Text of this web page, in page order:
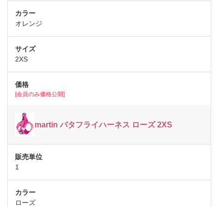
オレンジ
2XS
[会員のみ価格公開]
martin バタフライハーネス ローズ 2XS
1
ローズ